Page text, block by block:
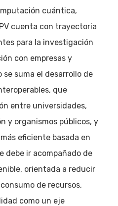
cuántica,
cuenta con trayectoria
para la investigación
con empresas y
suma el desarrollo de
que
entre universidades,
y organismos públicos, y
eficiente basada en
debe ir acompañado de
orientada a reducir
de recursos,
como un eje